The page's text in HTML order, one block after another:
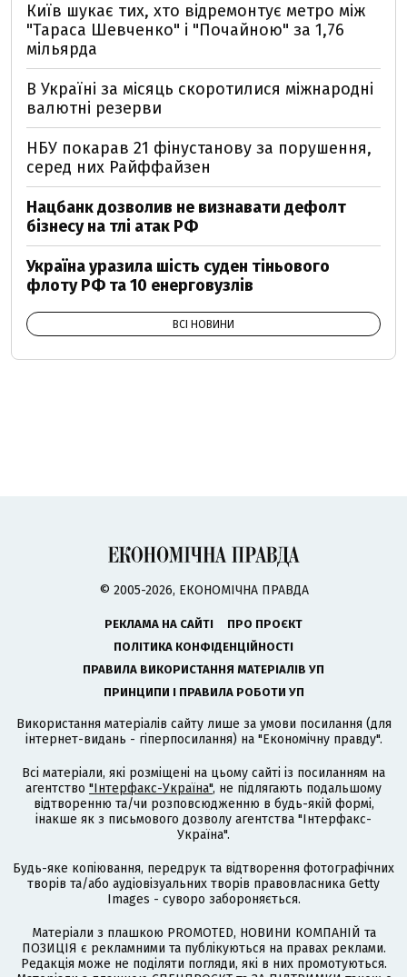
Київ шукає тих, хто відремонтує метро між
"Тараса Шевченко" і "Почайною" за 1,76
мільярда
В Україні за місяць скоротилися міжнародні
валютні резерви
НБУ покарав 21 фінустанову за порушення,
серед них Райффайзен
Нацбанк дозволив не визнавати дефолт
бізнесу на тлі атак РФ
Україна уразила шість суден тіньового
флоту РФ та 10 енерговузлів
ВСІ НОВИНИ
© 2005-2026, ЕКОНОМІЧНА ПРАВДА
РЕКЛАМА НА САЙТІ
ПРО ПРОЄКТ
ПОЛІТИКА КОНФІДЕНЦІЙНОСТІ
ПРАВИЛА ВИКОРИСТАННЯ МАТЕРІАЛІВ УП
ПРИНЦИПИ І ПРАВИЛА РОБОТИ УП
Використання матеріалів сайту лише за умови посилання (для
інтернет-видань - гіперпосилання) на "Економічну правду".
Всі матеріали, які розміщені на цьому сайті із посиланням на
агентство "Інтерфакс-Україна", не підлягають подальшому
відтворенню та/чи розповсюдженню в будь-якій формі,
інакше як з письмового дозволу агентства "Інтерфакс-
Україна".
Будь-яке копіювання, передрук та відтворення фотографічних
творів та/або аудіовізуальних творів правовласника Getty
Images - суворо забороняється.
Матеріали з плашкою PROMOTED, НОВИНИ КОМПАНІЙ та
ПОЗИЦІЯ є рекламними та публікуються на правах реклами.
Редакція може не поділяти погляди, які в них промотуються.